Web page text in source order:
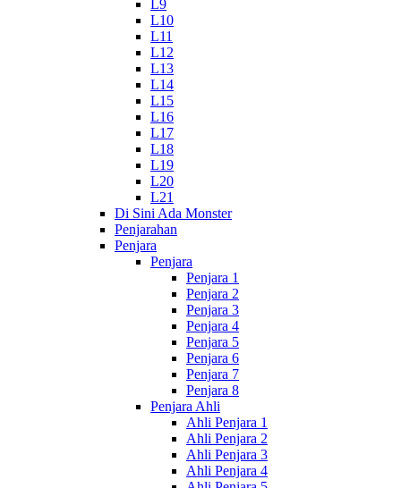
L9
L10
L11
L12
L13
L14
L15
L16
L17
L18
L19
L20
L21
Di Sini Ada Monster
Penjarahan
Penjara
Penjara
Penjara 1
Penjara 2
Penjara 3
Penjara 4
Penjara 5
Penjara 6
Penjara 7
Penjara 8
Penjara Ahli
Ahli Penjara 1
Ahli Penjara 2
Ahli Penjara 3
Ahli Penjara 4